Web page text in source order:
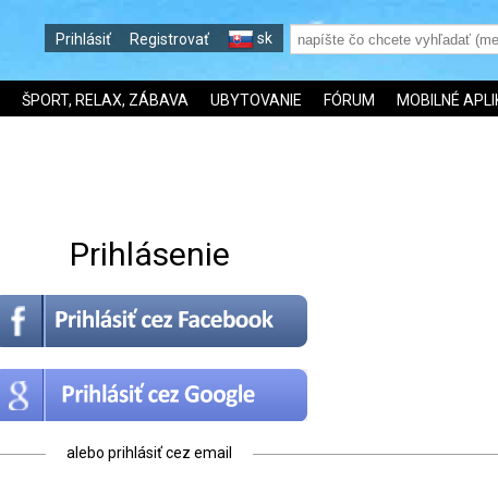
Prihlásiť Registrovať sk
ŠPORT, RELAX, ZÁBAVA UBYTOVANIE FÓRUM MOBILNÉ
Prihlásenie
alebo prihlásiť cez email